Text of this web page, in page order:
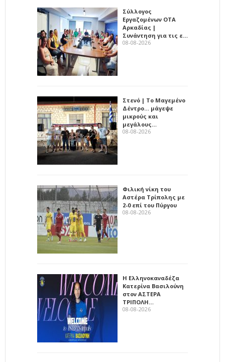
Σύλλογος
Εργαζομένων ΟΤΑ
Αρκαδίας |
Συνάντηση για τις ε…
08-08-2026
Στενό | Το Μαγεμένο
Δέντρο… μάγεψε
μικρούς και
μεγάλους…
08-08-2026
Φιλική νίκη του
Αστέρα Τρίπολης με
2-0 επί του Πύργου
08-08-2026
Η Ελληνοκαναδέζα
Κατερίνα Βασιλούνη
στον ΑΣΤΕΡΑ
ΤΡΙΠΟΛΗ…
08-08-2026